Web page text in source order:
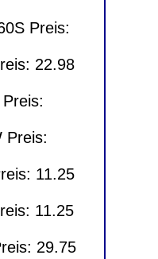
Preis:
22.98
Preis:
11.25
11.25
29.75